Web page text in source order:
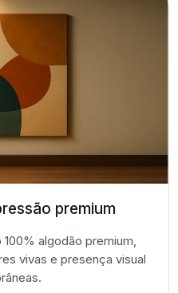
premium
algodão premium,
vivas e presença visual